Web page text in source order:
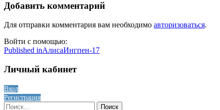
Добавить комментарий
Для отправки комментария вам необходимо авторизоваться.
Войти с помощью:
Навигация
по
Published inАлисаИнгпен-17
Личный кабинет
Вход
Регистрация
Найти: